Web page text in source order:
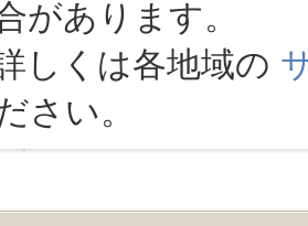
があります。
しくは各地域の
さい。